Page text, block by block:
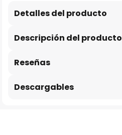
Descripción del producto
Detalles del producto
Reseñas
Descargables